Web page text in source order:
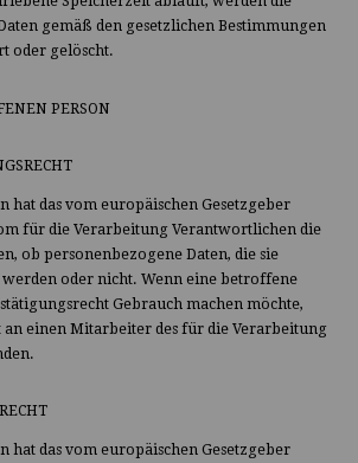
gemäß den gesetzlichen Bestimmungen
oder gelöscht.
PERSON
hat das vom europäischen Gesetzgeber
für die Verarbeitung Verantwortlichen die
ob personenbezogene Daten, die sie
oder nicht. Wenn eine betroffene
Gebrauch machen möchte,
an einen Mitarbeiter des für die Verarbeitung
hat das vom europäischen Gesetzgeber